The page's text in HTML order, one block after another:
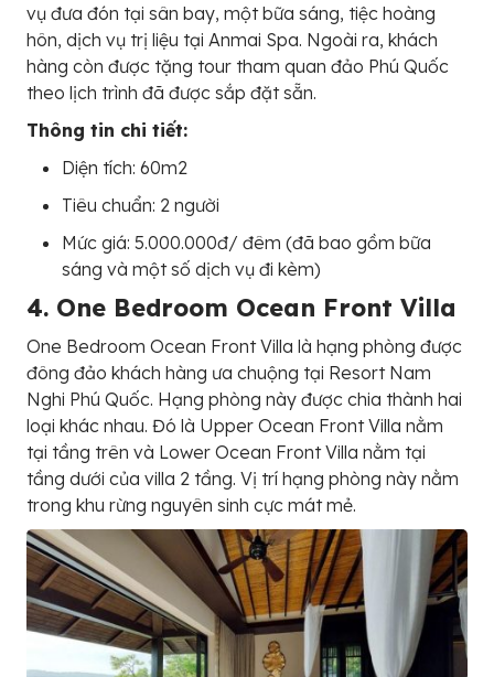
vụ đưa đón tại sân bay, một bữa sáng, tiệc hoàng
hôn, dịch vụ trị liệu tại Anmai Spa. Ngoài ra, khách
hàng còn được tặng tour tham quan đảo Phú Quốc
theo lịch trình đã được sắp đặt sẵn.
Thông tin chi tiết:
Diện tích: 60m2
Tiêu chuẩn: 2 người
Mức giá: 5.000.000đ/ đêm (đã bao gồm bữa
sáng và một số dịch vụ đi kèm)
4. One Bedroom Ocean Front Villa
One Bedroom Ocean Front Villa là hạng phòng được
đông đảo khách hàng ưa chuộng tại Resort Nam
Nghi Phú Quốc. Hạng phòng này được chia thành hai
loại khác nhau. Đó là Upper Ocean Front Villa nằm
tại tầng trên và Lower Ocean Front Villa nằm tại
tầng dưới của villa 2 tầng. Vị trí hạng phòng này nằm
trong khu rừng nguyên sinh cực mát mẻ.